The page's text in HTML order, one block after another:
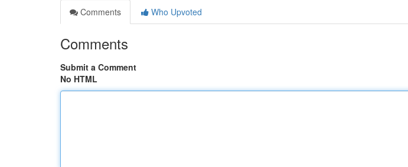
Comments
Who Upvoted
Comments
Submit a Comment
No HTML